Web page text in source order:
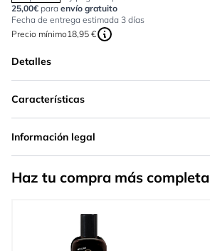
25,00€ para envío gratuito
Fecha de entrega estimada 3 días
Precio mínimo18,95 €
Detalles
Características
Información legal
Haz tu compra más completa